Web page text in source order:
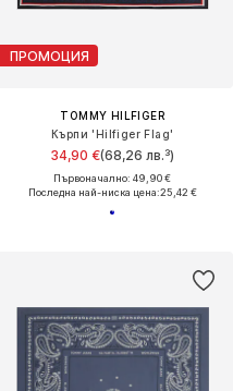
ПРОМОЦИЯ
TOMMY HILFIGER
Кърпи 'Hilfiger Flag'
34,90 €(68,26 лв.³)
Първоначално: 49,90 €
Последна най-ниска цена:25,42 €